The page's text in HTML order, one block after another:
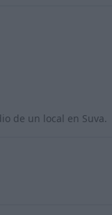
de un local en Suva.